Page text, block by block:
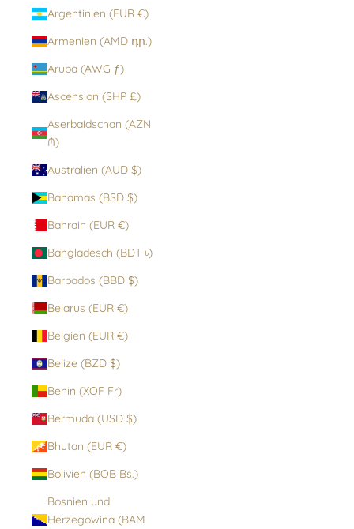
Argentinien (EUR €)
Armenien (AMD դր.)
Aruba (AWG ƒ)
Ascension (SHP £)
Aserbaidschan (AZN
₼)
Australien (AUD $)
Bahamas (BSD $)
Bahrain (EUR €)
Bangladesch (BDT ৳)
Barbados (BBD $)
Belarus (EUR €)
Belgien (EUR €)
Belize (BZD $)
Benin (XOF Fr)
Bermuda (USD $)
Bhutan (EUR €)
Bolivien (BOB Bs.)
Bosnien und
Herzegowina (BAM